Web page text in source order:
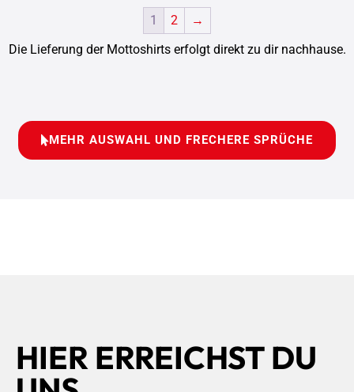
1 2
→
Die Lieferung der Mottoshirts erfolgt direkt zu dir nachhause.
MEHR AUSWAHL UND FRECHERE SPRÜCHE
HIER ERREICHST DU